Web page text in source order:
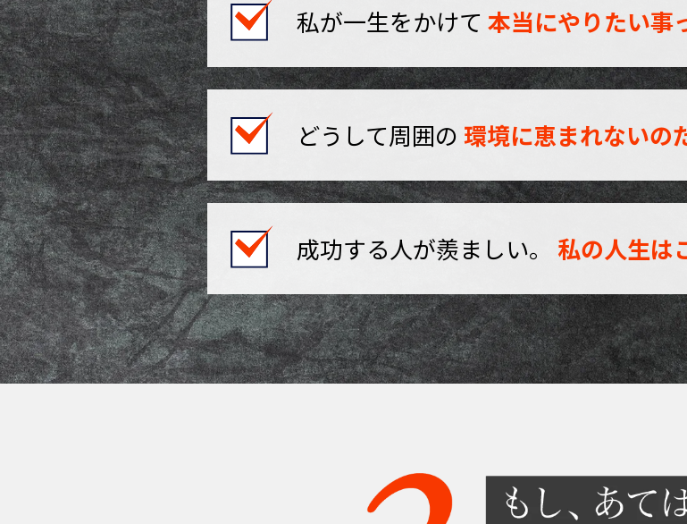
私が一生をかけて 本当にやりたい事
どうして周囲の 環境に恵まれないの
成功する人が羨ましい。 私の人生は